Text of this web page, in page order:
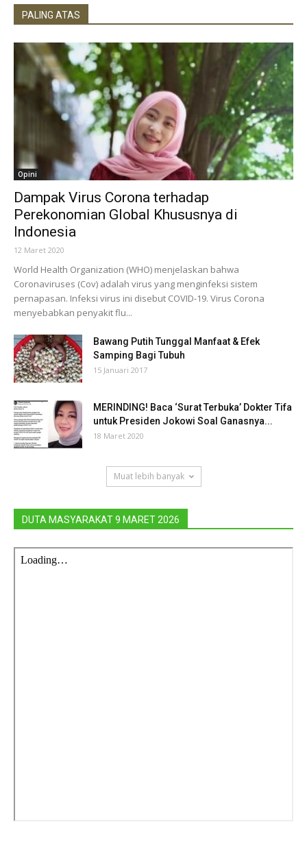
PALING ATAS
Opini
Dampak Virus Corona terhadap
Perekonomian Global Khususnya di
Indonesia
12 Maret 2020
World Health Organization (WHO) menjelaskan bahwa
Coronaviruses (Cov) adalah virus yang menginfeksi sistem
pernapasan. Infeksi virus ini disebut COVID-19. Virus Corona
menyebabkan penyakit flu...
Bawang Putih Tunggal Manfaat & Efek
Samping Bagi Tubuh
15 Januari 2017
MERINDING! Baca ‘Surat Terbuka’ Dokter Tifa
untuk Presiden Jokowi Soal Ganasnya...
18 Maret 2020
Muat lebih banyak
DUTA MASYARAKAT 9 MARET 2026